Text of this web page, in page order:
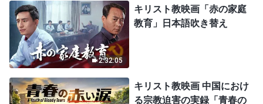
2:32:05
キリスト教映画「赤の家庭
教育」日本語吹き替え
キリスト教映画 中国におけ
る宗教迫害の実録「青春の